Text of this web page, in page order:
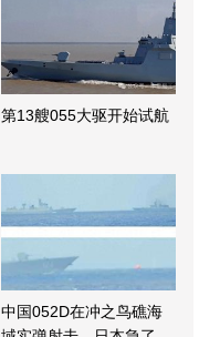
第13艘055大驱开始试航
中国052D在冲之鸟礁海